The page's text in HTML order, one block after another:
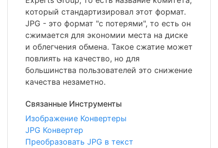
который стандартизировал этот формат.
JPG - это формат "с потерями", то есть он
сжимается для экономии места на диске
и облегчения обмена. Такое сжатие может
повлиять на качество, но для
большинства пользователей это снижение
качества незаметно.
Связанные Инструменты
Изображение Конвертеры
JPG Конвертер
Преобразовать JPG в текст